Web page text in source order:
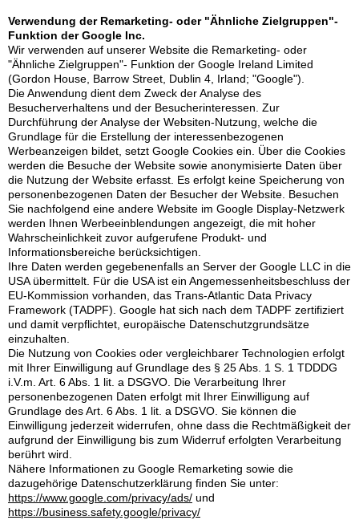
Verwendung der Remarketing- oder "Ähnliche Zielgruppen"-
Funktion der Google Inc.
Wir verwenden auf unserer Website die Remarketing- oder
"Ähnliche Zielgruppen"- Funktion der Google Ireland Limited
(Gordon House, Barrow Street, Dublin 4, Irland; "Google").
Die Anwendung dient dem Zweck der Analyse des
Besucherverhaltens und der Besucherinteressen. Zur
Durchführung der Analyse der Websiten-Nutzung, welche die
Grundlage für die Erstellung der interessenbezogenen
Werbeanzeigen bildet, setzt Google Cookies ein. Über die Cookies
werden die Besuche der Website sowie anonymisierte Daten über
die Nutzung der Website erfasst. Es erfolgt keine Speicherung von
personenbezogenen Daten der Besucher der Website. Besuchen
Sie nachfolgend eine andere Website im Google Display-Netzwerk
werden Ihnen Werbeeinblendungen angezeigt, die mit hoher
Wahrscheinlichkeit zuvor aufgerufene Produkt- und
Informationsbereiche berücksichtigen.
Ihre Daten werden gegebenenfalls an Server der Google LLC in die
USA übermittelt. Für die USA ist ein Angemessenheitsbeschluss der
EU-Kommission vorhanden, das Trans-Atlantic Data Privacy
Framework (TADPF). Google hat sich nach dem TADPF zertifiziert
und damit verpflichtet, europäische Datenschutzgrundsätze
einzuhalten.
Die Nutzung von Cookies oder vergleichbarer Technologien erfolgt
mit Ihrer Einwilligung auf Grundlage des § 25 Abs. 1 S. 1 TDDDG
i.V.m. Art. 6 Abs. 1 lit. a DSGVO. Die Verarbeitung Ihrer
personenbezogenen Daten erfolgt mit Ihrer Einwilligung auf
Grundlage des Art. 6 Abs. 1 lit. a DSGVO. Sie können die
Einwilligung jederzeit widerrufen, ohne dass die Rechtmäßigkeit der
aufgrund der Einwilligung bis zum Widerruf erfolgten Verarbeitung
berührt wird.
Nähere Informationen zu Google Remarketing sowie die
dazugehörige Datenschutzerklärung finden Sie unter:
https://www.google.com/privacy/ads/ und
https://business.safety.google/privacy/